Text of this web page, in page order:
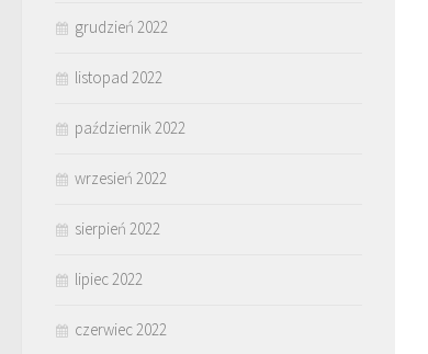
grudzień 2022
listopad 2022
październik 2022
wrzesień 2022
sierpień 2022
lipiec 2022
czerwiec 2022